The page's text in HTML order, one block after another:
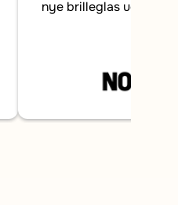
nye brilleglas uden at